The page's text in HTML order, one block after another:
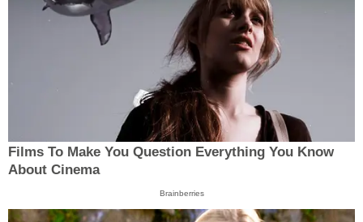
Films To Make You Question Everything You Know
About Cinema
Brainberries